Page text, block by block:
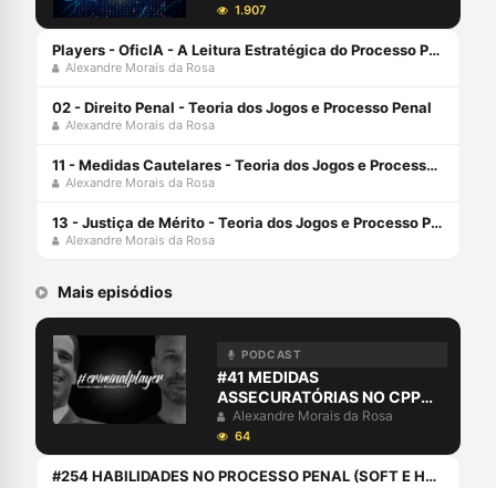
1.907
Players - OficIA - A Leitura Estratégica do Processo Penal com Alexandre Morais da Rosa
Alexandre Morais da Rosa
02 - Direito Penal - Teoria dos Jogos e Processo Penal
Alexandre Morais da Rosa
11 - Medidas Cautelares - Teoria dos Jogos e Processo Penal
Alexandre Morais da Rosa
13 - Justiça de Mérito - Teoria dos Jogos e Processo Penal
Alexandre Morais da Rosa
Mais episódios
PODCAST
#41 MEDIDAS
ASSECURATÓRIAS NO CPP
POR AURY
Alexandre Morais da Rosa
64
#254 HABILIDADES NO PROCESSO PENAL (SOFT E HARD SKILLS)